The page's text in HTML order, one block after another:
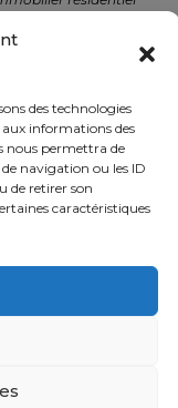
des technologies
aux informations des
nous permettra de
navigation ou les ID
de retirer son
caractéristiques
2992
morin,
Québec